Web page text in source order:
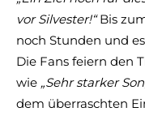
vor Silvester!“Bis
noch Stunden und
Die Fans feiern den
wie „Sehr starker
dem überraschten